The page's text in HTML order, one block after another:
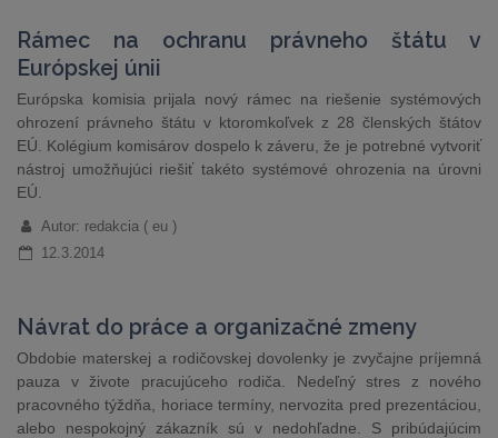
Rámec na ochranu právneho štátu v
Európskej únii
Európska komisia prijala nový rámec na riešenie systémových
ohrození právneho štátu v ktoromkoľvek z 28 členských štátov
EÚ. Kolégium komisárov dospelo k záveru, že je potrebné vytvoriť
nástroj umožňujúci riešiť takéto systémové ohrozenia na úrovni
EÚ.
Autor: redakcia ( eu )
12.3.2014
Návrat do práce a organizačné zmeny
Obdobie materskej a rodičovskej dovolenky je zvyčajne príjemná
pauza v živote pracujúceho rodiča. Nedeľný stres z nového
pracovného týždňa, horiace termíny, nervozita pred prezentáciou,
alebo nespokojný zákazník sú v nedohľadne. S pribúdajúcim